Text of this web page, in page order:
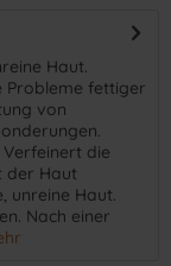
Haut.
Probleme fettiger
von
die
der Haut
unreine Haut.
Nach einer